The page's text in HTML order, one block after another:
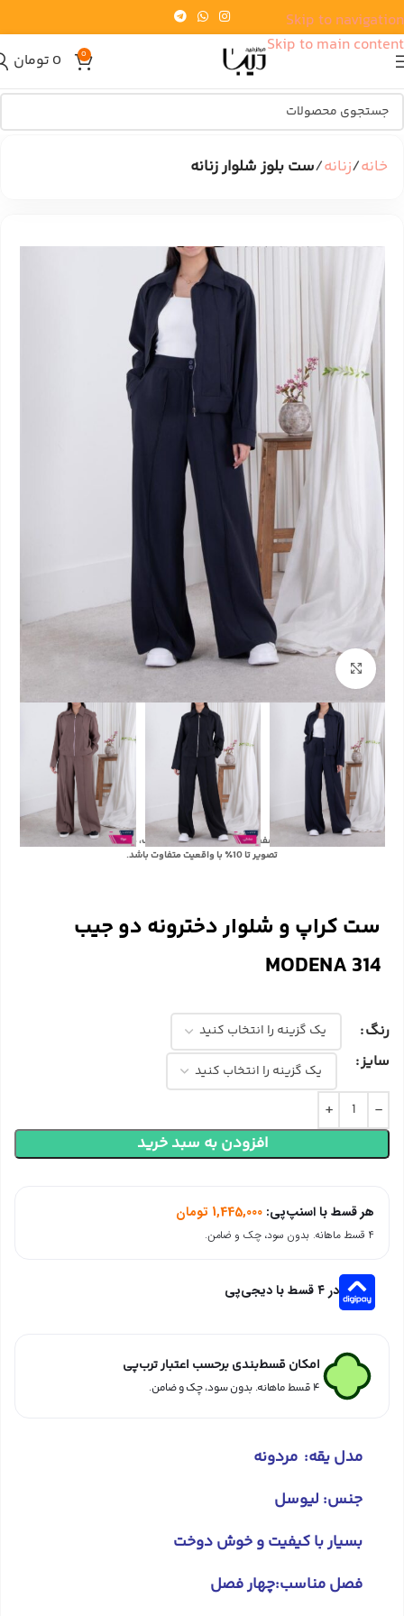
Skip to navigation
Skip to main content
0
0 تومان
خانه زنانه ست بلوز شلوار زنانه
بزرگنمایی تصویر
با توجه به تفاوت رنگ‌ها در صفحه نمایش دستگاه‌های مختلف، ممکن است رنگ محصولات در
تصویر تا 10٪ با واقعیت متفاوت باشد.
ست کراپ و شلوار دخترونه دو جیب
MODENA 314
رنگ
سایز
افزودن به سبد خرید
هر قسط با اسنپ‌پی: 1,445,000 تومان
۴ قسط ماهانه. بدون سود، چک و ضامن.
در ۴ قسط با دیجی‌پی
امکان قسط‌بندی برحسب اعتبار ترب‌پی
۴ قسط ماهانه. بدون سود، چک و ضامن.
مدل یقه: مردونه
جنس: لیوسل
بسیار با کیفیت و خوش دوخت
فصل مناسب:چهار فصل